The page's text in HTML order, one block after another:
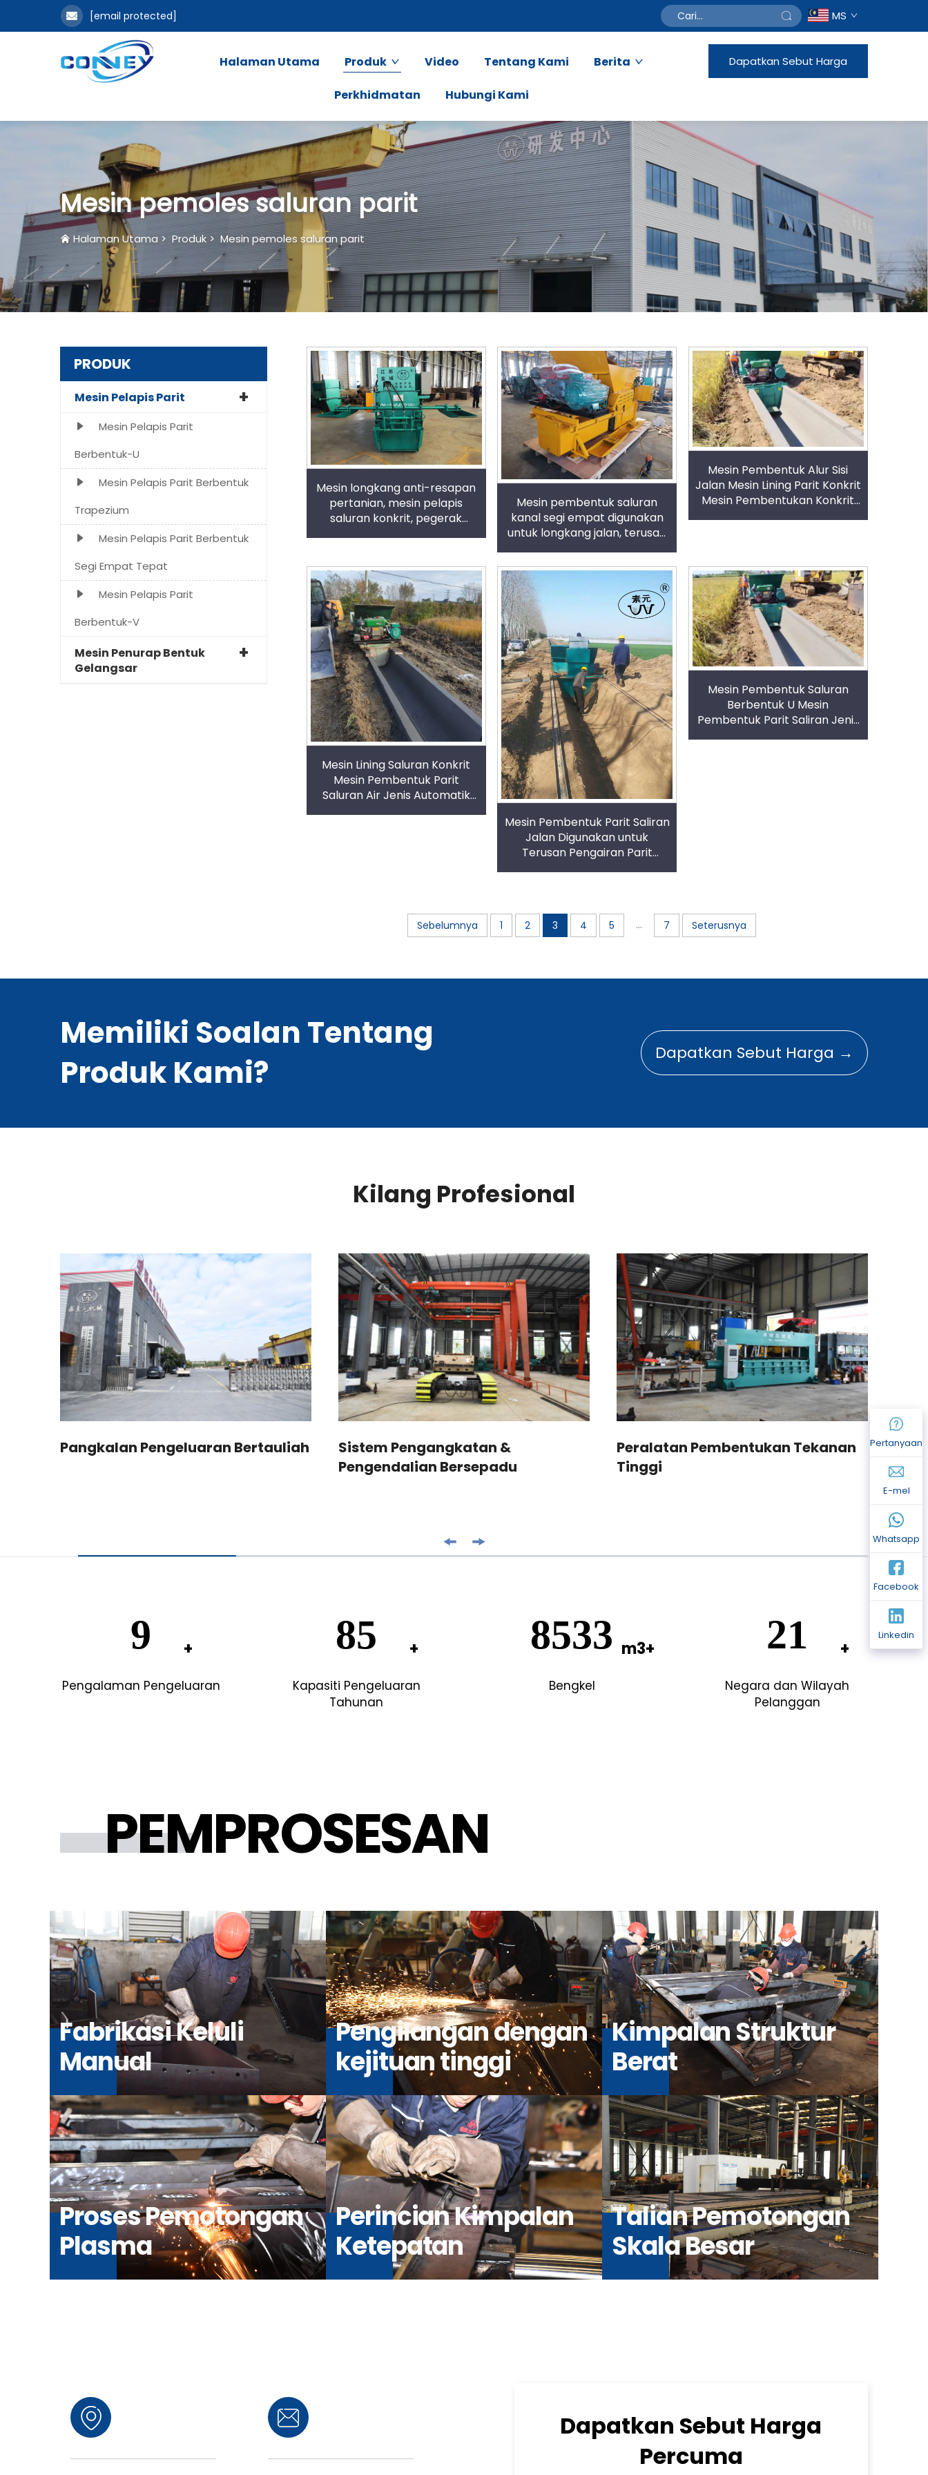
[email protected] MS
Halaman Utama Produk Video Tentang Kami Berita
Perkhidmatan Hubungi Kami
Dapatkan Sebut Harga
Mesin pemoles saluran parit
Halaman Utama> Produk>Mesin pemoles saluran parit
PRODUK
Mesin Pelapis Parit
Mesin Pelapis Parit
Berbentuk-U
Mesin Pelapis Parit Berbentuk
Trapezium
Mesin Pelapis Parit Berbentuk
Segi Empat Tepat
Mesin Pelapis Parit
Berbentuk-V
Mesin Penurap Bentuk
Gelangsar
Mesin longkang anti-resapan
pertanian, mesin pelapis
saluran konkrit, pegerak
Mesin pembentuk saluran
kanal segi empat digunakan
untuk longkang jalan, terusan
prestasi tinggi
Mesin Pembentuk Alur Sisi
Jalan Mesin Lining Parit Konkrit
Mesin Pembentukan Konkrit
Mesin Lining Saluran Konkrit
Mesin Pembentuk Parit
Saluran Air Jenis Automatik
Mesin Pembentuk Parit Saliran
Jalan Digunakan untuk
Terusan Pengairan Parit
Mesin Pembentuk Saluran
Berbentuk U Mesin
Pembentuk Parit Saliran Jenis
Sebelumnya 1 2 3 4 5 ... 7 Seterusnya
Memiliki Soalan Tentang
Produk Kami?
Dapatkan Sebut Harga →
Kilang Profesional
Pangkalan Pengeluaran Bertauliah
Sistem Pengangkatan &
Pengendalian Bersepadu
Peralatan Pembentukan Tekanan
Tinggi
19
Pengalaman Pengeluaran
193
Kapasiti Pengeluaran
Tahunan
19333
Bengkel
48
Negara dan Wilayah
Pelanggan
PEMPROSESAN
Fabrikasi Keluli
Manual
Pengilangan dengan
kejituan tinggi
Kimpalan Struktur
Berat
Proses Pemotongan
Plasma
Perincian Kimpalan
Ketepatan
Talian Pemotongan
Skala Besar
Dapatkan Sebut Harga
Percuma
Pertanyaan
E-mel
Whatsapp
Facebook
Linkedin